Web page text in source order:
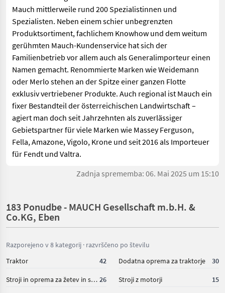
Mauch mittlerweile rund 200 Spezialistinnen und
Spezialisten. Neben einem schier unbegrenzten
Produktsortiment, fachlichem Knowhow und dem weitum
gerühmten Mauch-Kundenservice hat sich der
Familienbetrieb vor allem auch als Generalimporteur einen
Namen gemacht. Renommierte Marken wie Weidemann
oder Merlo stehen an der Spitze einer ganzen Flotte
exklusiv vertriebener Produkte. Auch regional ist Mauch ein
fixer Bestandteil der österreichischen Landwirtschaft –
agiert man doch seit Jahrzehnten als zuverlässiger
Gebietspartner für viele Marken wie Massey Ferguson,
Fella, Amazone, Vigolo, Krone und seit 2016 als Importeuer
für Fendt und Valtra.
Zadnja sprememba: 06. Mai 2025 um 15:10
183 Ponudbe - MAUCH Gesellschaft m.b.H. &
Co.KG, Eben
Razporejeno v 8 kategorij · razvrščeno po številu
Traktor
42 Dodatna oprema za traktorje 30
Stroji in oprema za žetev in spravilo 26 Stroji z motorji 15